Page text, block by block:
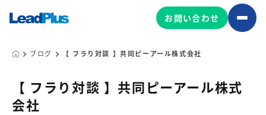
広告プロモーション
MA/CRM/SFA導入・運用
お問い合わせ
ブログ 【 フラり対談 】共同ピーアール株式会社
【 フラり対談 】共同ピーアール株式
会社